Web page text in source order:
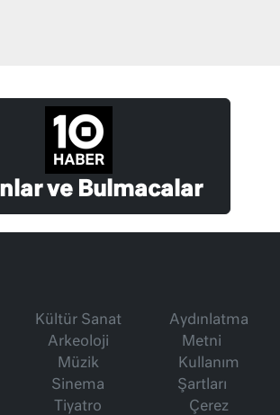
ve Bulmacalar
Kültür Sanat
Arkeoloji
Müzik
Sinema
Tiyatro
Aydınlatma
Metni
Kullanım
Şartları
Çerez